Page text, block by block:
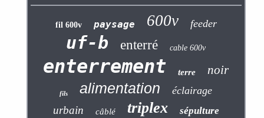
fil 600v paysage 600v feeder
uf-b enterré cable 600v
enterrement terre noir
fils alimentation éclairage
urbain câblé triplex sépulture